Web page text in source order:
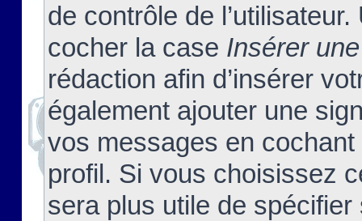
de contrôle de
cocher la case Insérer
rédaction afin d’insérer
également ajouter une
vos messages en
profil. Si vous choisissez
sera plus utile de